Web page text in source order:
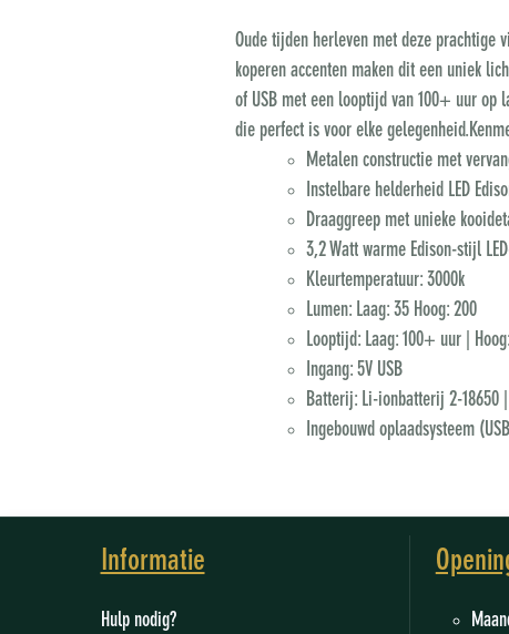
Oude tijden herleven met deze prachtige
koperen accenten maken dit een uniek
of USB met een looptijd van 100+ uur op
die perfect is voor elke
Metalen constructie met
Instelbare helderheid LED
Draaggreep met unieke
3,2 Watt warme Edison-stijl
Kleurtemperatuur: 3000k
Lumen: Laag: 35 Hoog: 200
Looptijd: Laag: 100+ uur |
Ingang: 5V USB
Batterij: Li-ionbatterij 2-18650
Ingebouwd oplaadsysteem
Informatie
Hulp nodig?